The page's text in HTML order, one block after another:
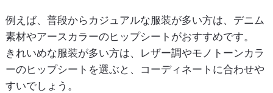
例えば、普段からカジュアルな服装が多い方は、デニム
素材やアースカラーのヒップシートがおすすめです。
きれいめな服装が多い方は、レザー調やモノトーンカラ
ーのヒップシートを選ぶと、コーディネートに合わせや
すいでしょう。